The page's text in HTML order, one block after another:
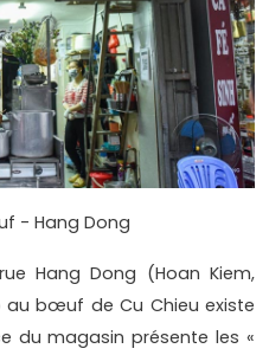
- Hang Dong
Hang Dong (Hoan Kiem,
bœuf de Cu Chieu existe
du magasin présente les «